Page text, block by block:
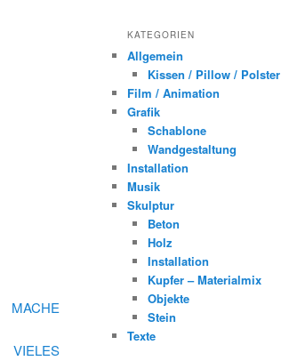
MACHE
VIELES
KATEGORIEN
Allgemein
Kissen / Pillow / Polster
Film / Animation
Grafik
Schablone
Wandgestaltung
Installation
Musik
Skulptur
Beton
Holz
Installation
Kupfer – Materialmix
Objekte
Stein
Texte